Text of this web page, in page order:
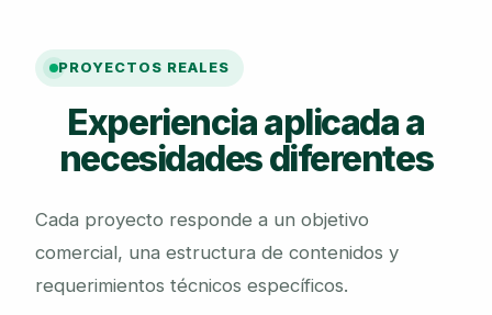
PROYECTOS REALES
Experiencia aplicada a
necesidades diferentes
Cada proyecto responde a un objetivo
comercial, una estructura de contenidos y
requerimientos técnicos específicos.